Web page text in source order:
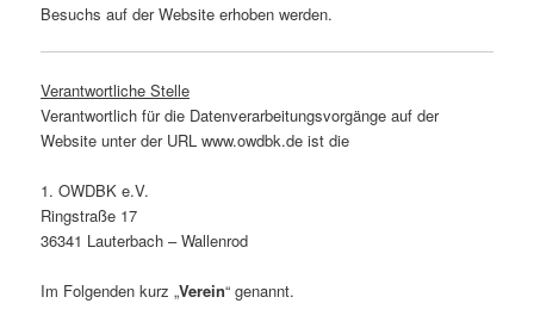
Besuchs auf der Website erhoben werden.
Verantwortliche Stelle
Verantwortlich für die Datenverarbeitungsvorgänge auf der
Website unter der URL www.owdbk.de ist die
1. OWDBK e.V.
Ringstraße 17
36341 Lauterbach – Wallenrod
Im Folgenden kurz „Verein“ genannt.